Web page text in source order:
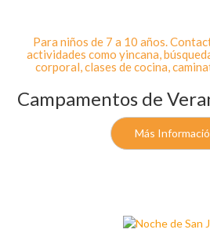
Para niños de 7 a 10 años.
actividades como yincana,
corporal, clases de cocina,
Campamentos de
Más